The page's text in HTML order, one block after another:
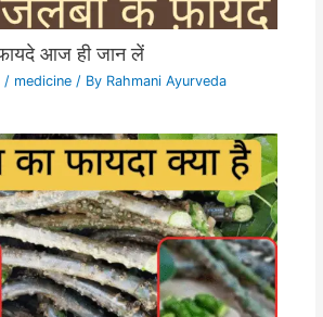
आज ही जान लें
/ medicine/ By Rahmani Ayurveda